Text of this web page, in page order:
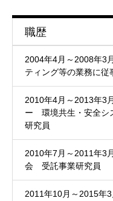
職歴
2004年4月～2008年3
ティング等の業務に従
2010年4月～2013年
ー 環境共生・安全シ
研究員
2010年7月～2011年
会 受託事業研究員
2011年10月～2015